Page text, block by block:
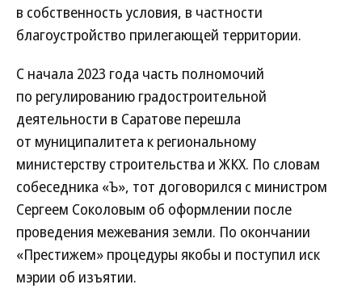
в собственность условия, в частности
благоустройство прилегающей ­территории.
С начала 2023 года часть полномочий
по регулированию градостроительной
деятельности в Саратове перешла
от муниципалитета к региональному
министерству строительства и ЖКХ. По словам
собеседника «Ъ», тот договорился с министром
Сергеем Соколовым об оформлении после
проведения межевания земли. По окончании
«Престижем» процедуры якобы и поступил иск
мэрии об изъятии.